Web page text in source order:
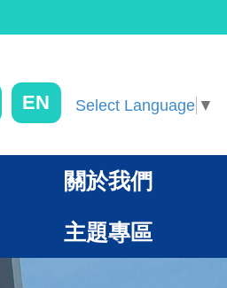
EN Select Language ▼
關於我們
主題專區